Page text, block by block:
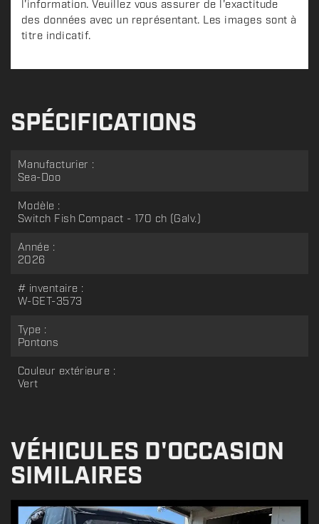
l'information. Veuillez vous assurer de l'exactitude
des données avec un représentant. Les images sont à
titre indicatif.
SPÉCIFICATIONS
Manufacturier :
Sea-Doo
Modèle :
Switch Fish Compact - 170 ch (Galv.)
Année :
2026
# inventaire :
W-GET-3573
Type :
Pontons
Couleur extérieure :
Vert
VÉHICULES D'OCCASION
SIMILAIRES